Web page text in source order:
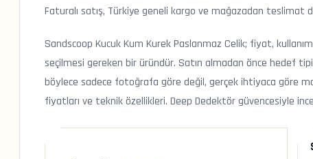
Faturalı satış, Türkiye geneli kargo ve mağazadan teslimat
Sandscoop Kucuk Kum Kurek Paslanmaz Celik; fiyat,
seçilmesi gereken bir üründür. Satın almadan önce hedef
böylece sadece fotoğrafa göre değil, gerçek ihtiyaca göre
fiyatları ve teknik özellikleri. Deep Dedektör güvencesiyle